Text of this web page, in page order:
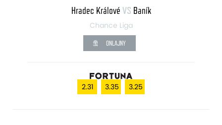
Hradec Králové VS Baník
Chance Liga
ONLAJNY
2.31 3.35 3.25